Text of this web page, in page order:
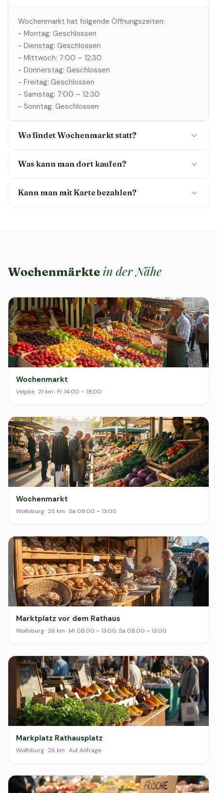
Wochenmarkt hat folgende Öffnungszeiten:
- Montag: Geschlossen
- Dienstag: Geschlossen
- Mittwoch: 7:00 – 12:30
- Donnerstag: Geschlossen
- Freitag: Geschlossen
- Samstag: 7:00 – 12:30
- Sonntag: Geschlossen
Wo findet Wochenmarkt statt?
Was kann man dort kaufen?
Kann man mit Karte bezahlen?
Wochenmärkte in der Nähe
Wochenmarkt
Velpke · 21 km · Fr 14:00 – 18:00
Wochenmarkt
Wolfsburg · 25 km · Sa 08:00 – 13:00
Marktplatz vor dem Rathaus
Wolfsburg · 26 km · Mi 08:00 – 13:00, Sa 08:00 – 13:00
Markplatz Rathausplatz
Wolfsburg · 26 km · Auf Anfrage